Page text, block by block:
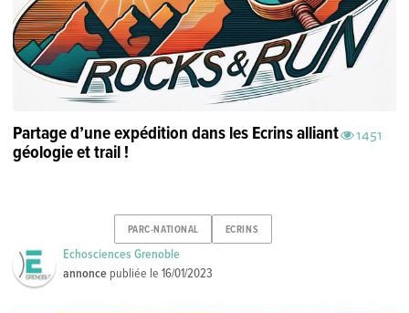
1451
Partage d’une expédition dans les Ecrins alliant
géologie et trail !
PARC-NATIONAL ECRINS
Echosciences Grenoble
annonce publiée le16/01/2023